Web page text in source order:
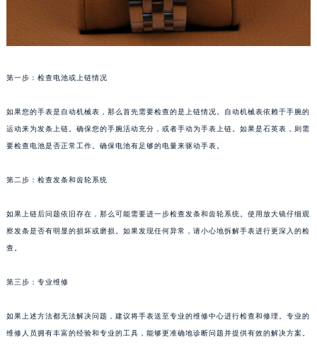
第一步：检查电池或上链情况
如果您的手表是自动机械表，那么首先需要检查的是上链情况。自动机械表依赖于手腕的
运动来为发条上链。确保您的手腕活动充分，或者手动为手表上链。如果是石英表，则需
要检查电池是否正常工作。确保电池有足够的电量来驱动手表。
第二步：检查发条和齿轮系统
如果上链后问题依旧存在，那么可能需要进一步检查发条和齿轮系统。使用放大镜仔细观
察发条是否有明显的损坏或磨损。如果发现任何异常，请小心地拆解手表进行更深入的检
查。
第三步：专业维修
如果上述方法都无法解决问题，建议将手表送至专业的维修中心进行检查和修理。专业的
维修人员拥有丰富的经验和专业的工具，能够更准确地诊断问题并提供有效的解决方案。